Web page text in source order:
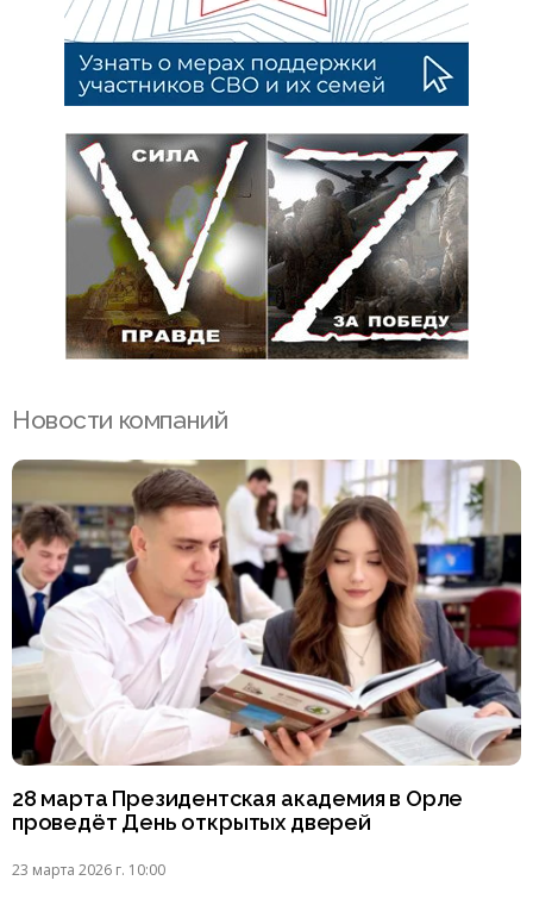
Новости компаний
28 марта Президентская академия в Орле
проведёт День открытых дверей
23 марта 2026 г. 10:00